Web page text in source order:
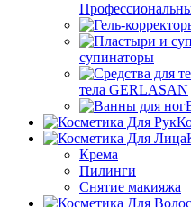
супинаторы
тела GERLASAN
Крема
Пилинги
Снятие макияжа